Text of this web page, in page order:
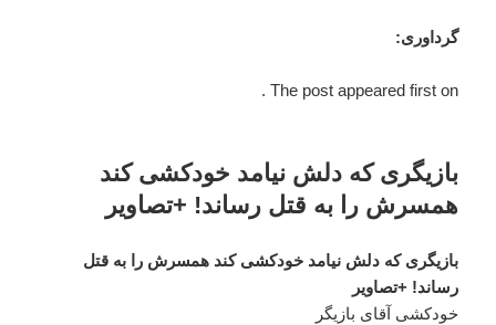
گرداوری:
The post appeared first on .
بازیگری که دلش نیامد خودکشی کند
همسرش را به قتل رساند! +تصاویر
بازیگری که دلش نیامد خودکشی کند همسرش را به قتل
رساند! +تصاویر
خودکشی آقای بازیگر